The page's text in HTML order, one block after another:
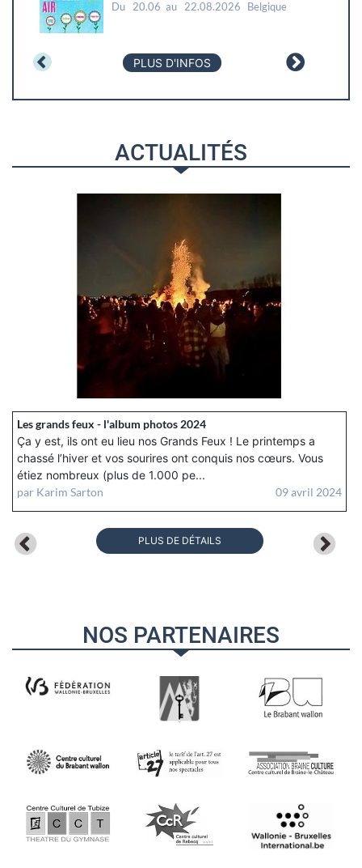
Du 20.06 au 22.08.2026 Belgique
PLUS D'INFOS
ACTUALITÉS
Les grands feux - l'album photos 2024
Ça y est, ils ont eu lieu nos Grands Feux ! Le printemps a
chassé l’hiver et vos sourires ont conquis nos cœurs. Vous
étiez nombreux (plus de 1.000 pe...
par Karim Sarton 09 avril 2024
PLUS DE DÉTAILS
NOS PARTENAIRES